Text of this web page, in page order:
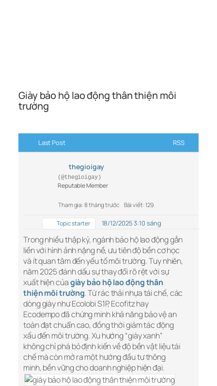
Giày bảo hộ lao động thân thiện môi
trường
Last Post RSS
thegioigay
(@thegioigay)
Reputable Member
Tham gia: 8 tháng trước Bài viết: 129
Topic starter 18/12/2025 3:10 sáng
Trong nhiều thập kỷ, ngành bảo hộ lao động gắn
liền với hình ảnh nặng nề, ưu tiên độ bền cơ học
và ít quan tâm đến yếu tố môi trường. Tuy nhiên,
năm 2025 đánh dấu sự thay đổi rõ rệt với sự
xuất hiện củagiày bảo hộ lao động thân
thiện môi trường. Từ rác thải nhựa tái chế, các
dòng giày như Ecolobi S1P, Ecofitz hay
Ecodempo đã chứng minh khả năng bảo vệ an
toàn đạt chuẩn cao, đồng thời giảm tác động
xấu đến môi trường. Xu hướng “giày xanh”
không chỉ phá bỏ định kiến về độ bền vật liệu tái
chế mà còn mở ra một hướng đầu tư thông
minh, bền vững cho doanh nghiệp hiện đại.